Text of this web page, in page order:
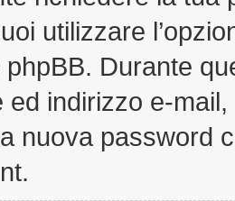
utilizzare
Durante
ed indirizzo e-
nuova password